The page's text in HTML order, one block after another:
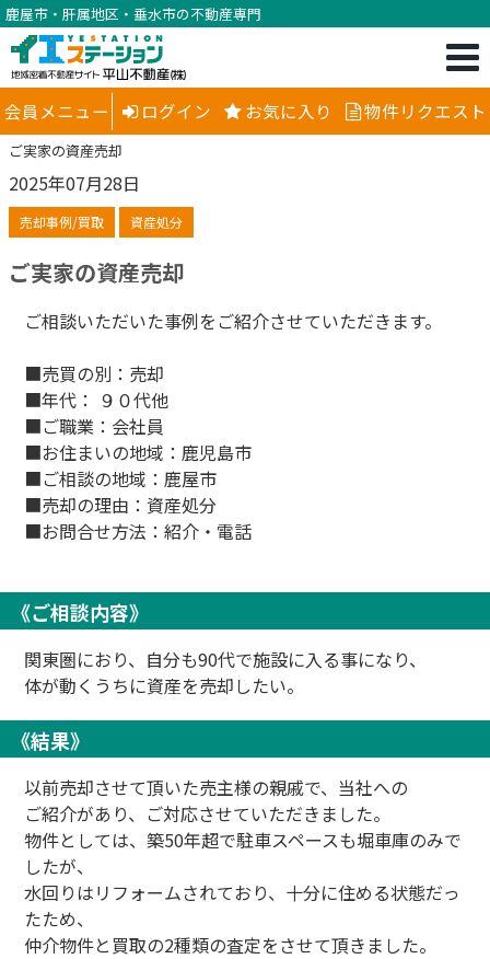
鹿屋市・肝属地区・垂水市の不動産専門
会員メニュー ログイン お気に入り 物件リクエスト
ご実家の資産売却
2025年07月28日
売却事例/買取 資産処分
ご実家の資産売却
ご相談いただいた事例をご紹介させていただきます。
■売買の別：売却
■年代： ９０代他
■ご職業：会社員
■お住まいの地域：鹿児島市
■ご相談の地域：鹿屋市
■売却の理由：資産処分
■お問合せ方法：紹介・電話
《ご相談内容》
関東圏におり、自分も90代で施設に入る事になり、
体が動くうちに資産を売却したい。
《結果》
以前売却させて頂いた売主様の親戚で、当社への
ご紹介があり、ご対応させていただきました。
物件としては、築50年超で駐車スペースも堀車庫のみで
したが、
水回りはリフォームされており、十分に住める状態だっ
たため、
仲介物件と買取の2種類の査定をさせて頂きました。